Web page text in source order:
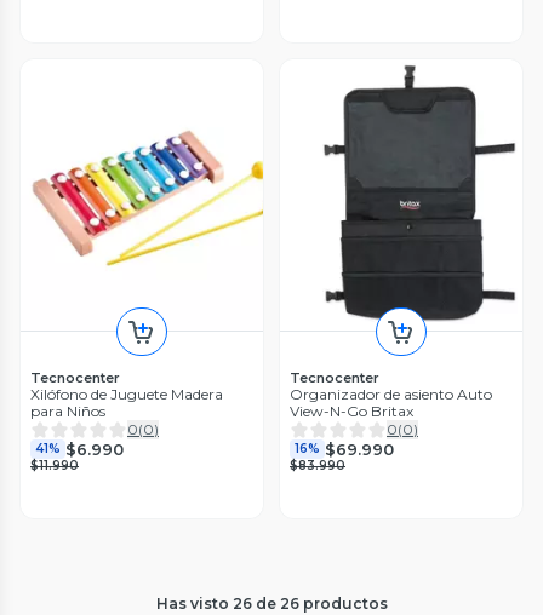
Tecnocenter
Xilófono de Juguete Madera
para Niños
0(0)
41% $6.990
$11.990
Tecnocenter
Organizador de asiento Auto
View-N-Go Britax
0(0)
16% $69.990
$83.990
Has visto 26de 26 productos